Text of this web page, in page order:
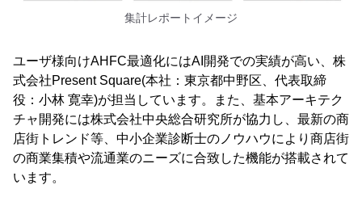
集計レポートイメージ
ユーザ様向けAHFC最適化にはAI開発での実績が高い、株
式会社Present Square(本社：東京都中野区、代表取締
役：小林 寛幸)が担当しています。また、基本アーキテク
チャ開発には株式会社中央総合研究所が協力し、最新の商
店街トレンド等、中小企業診断士のノウハウにより商店街
の商業集積や流通業のニーズに合致した機能が搭載されて
います。